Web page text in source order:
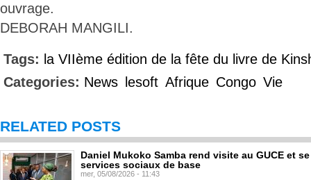
ouvrage.
DEBORAH MANGILI.
Tags: la VIIème édition de la fête du livre de
Categories: News lesoft Afrique Congo Vie
RELATED POSTS
Daniel Mukoko Samba rend visite au GUCE et
services sociaux de base
mer, 05/08/2026 - 11:43